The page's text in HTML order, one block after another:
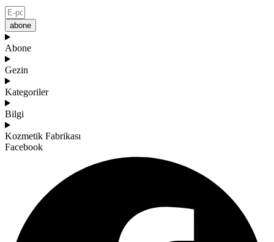
abone
Abone
Gezin
Kategoriler
Bilgi
Kozmetik Fabrikası
Facebook